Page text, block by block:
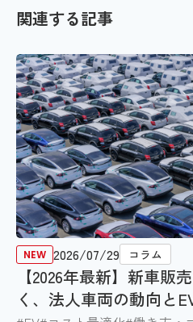
関連する記事
2026/07/29 コラム
【2026年最新】新車販
く、法人車両の動向と